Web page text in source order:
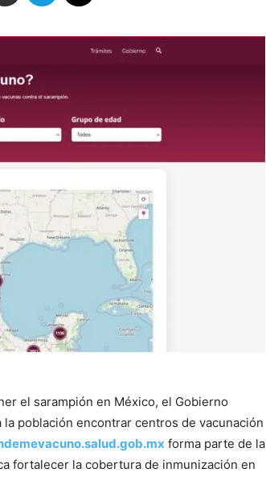
el sarampión en México, el Gobierno
población encontrar centros de vacunación
forma parte de la
fortalecer la cobertura de inmunización en